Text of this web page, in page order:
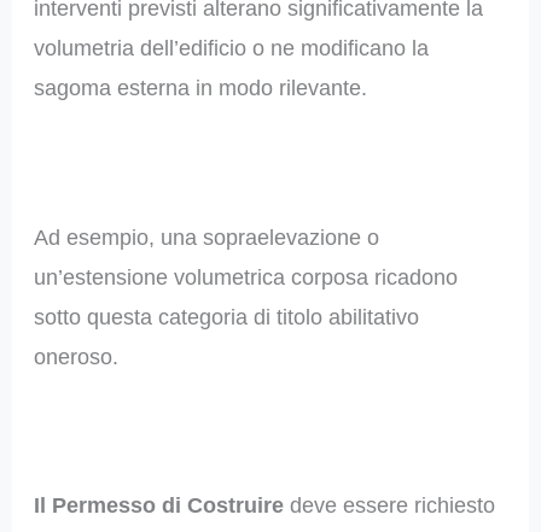
interventi previsti alterano significativamente la
volumetria dell’edificio o ne modificano la
sagoma esterna in modo rilevante.
Ad esempio, una sopraelevazione o
un’estensione volumetrica corposa ricadono
sotto questa categoria di titolo abilitativo
oneroso.
Il Permesso di Costruiredeve essere richiesto